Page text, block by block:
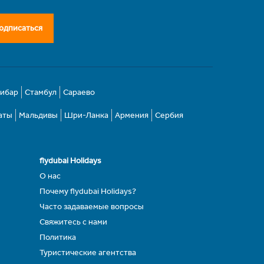
Стамбул Сараево
Мальдивы Шри-Ланка Армения Сербия
flydubai Holidays
О нас
Почему flydubai Holidays?
Часто задаваемые вопросы
Свяжитесь с нами
Политика
Туристические агентства